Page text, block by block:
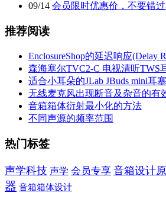
09/14 会员限时优惠价，不要错过
推荐阅读
EnclosureShop的延迟响应(Delay
森海塞尔TVC2-C 电视清听TWS
适合小耳朵的JLab JBuds mini耳塞
无线麦克风出现断音及杂音的有
音箱箱体衍射最小化的方法
不同声源的频率范围
热门标签
声学科技 声学 会员专享 音箱设计
器 音箱箱体设计